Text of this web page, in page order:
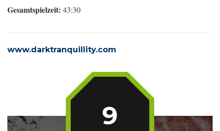
Gesamtspielzeit: 43:30
www.darktranquillity.com
9